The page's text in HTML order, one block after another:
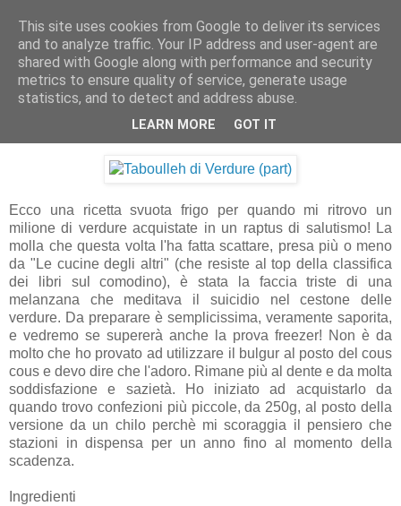
Artravelling
venerdì 19 febbraio 2010
Taboulleh di Verdure
Ecco una ricetta svuota frigo per quando mi ritrovo un
milione di verdure acquistate in un raptus di salutismo! La
molla che questa volta l'ha fatta scattare, presa più o meno
da "Le cucine degli altri" (che resiste al top della classifica
dei libri sul comodino), è stata la faccia triste di una
melanzana che meditava il suicidio nel cestone delle
verdure. Da preparare è semplicissima, veramente saporita,
e vedremo se supererà anche la prova freezer! Non è da
molto che ho provato ad utilizzare il bulgur al posto del cous
cous e devo dire che l'adoro. Rimane più al dente e da molta
soddisfazione e sazietà. Ho iniziato ad acquistarlo da
quando trovo confezioni più piccole, da 250g, al posto della
versione da un chilo perchè mi scoraggia il pensiero che
stazioni in dispensa per un anno fino al momento della
scadenza.
Ingredienti
This site uses cookies from Google to deliver its services
and to analyze traffic. Your IP address and user-agent are
shared with Google along with performance and security
metrics to ensure quality of service, generate usage
statistics, and to detect and address abuse.
LEARN MORE GOT IT